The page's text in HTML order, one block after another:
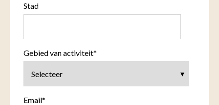
Stad
Gebied van activiteit*
Email*